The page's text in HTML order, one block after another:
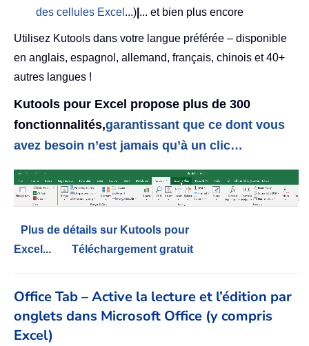
des cellules Excel ...) ... et bien plus encore
Utilisez Kutools dans votre langue préférée – disponible
en anglais, espagnol, allemand, français, chinois et 40+
autres langues !
Kutools pour Excel propose plus de 300
fonctionnalités,garantissant que ce dont vous
avez besoin n’est jamais qu’à un clic…
Plus de détails sur Kutools pour
Excel...
Téléchargement gratuit
Office Tab – Active la lecture et l’édition par
onglets dans Microsoft Office (y compris
Excel)